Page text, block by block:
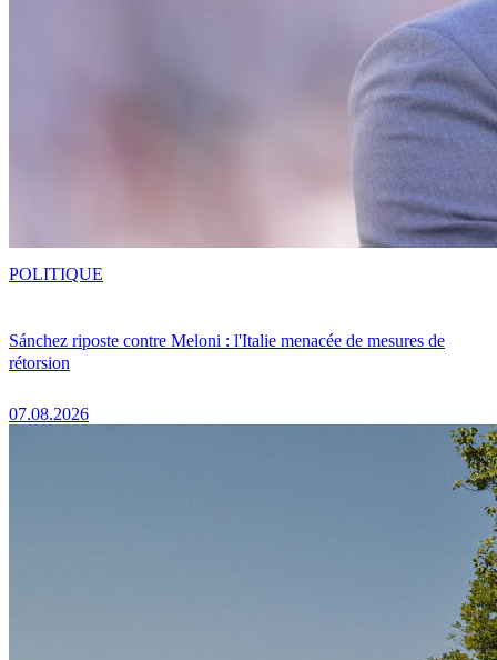
Sánchez riposte contre Meloni : l'Italie menacée de mesures de
rétorsion
07.08.2026
POLITIQUE